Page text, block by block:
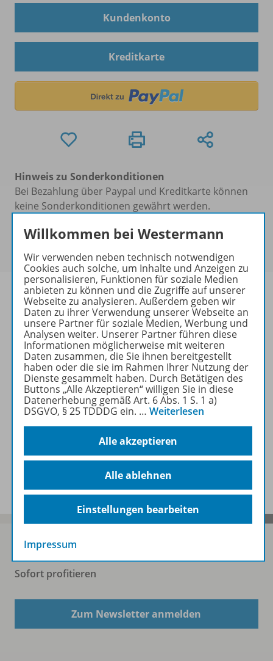
Kundenkonto
Kreditkarte
Hinweis zu Sonderkonditionen
Bei Bezahlung über Paypal und Kreditkarte können
keine Sonderkonditionen gewährt werden.
Um den für Sie gültigen Preis zu sehen,melden Sie
Informationen
Beschreibung
Weitere Inhalte der Ausgabe
Sofort profitieren
Zum Newsletter anmelden
Willkommen bei Westermann
Wir verwenden neben technisch notwendigen
Cookies auch solche, um Inhalte und Anzeigen zu
personalisieren, Funktionen für soziale Medien
anbieten zu können und die Zugriffe auf unserer
Webseite zu analysieren. Außerdem geben wir
Daten zu ihrer Verwendung unserer Webseite an
unsere Partner für soziale Medien, Werbung und
Analysen weiter. Unserer Partner führen diese
Informationen möglicherweise mit weiteren
Daten zusammen, die Sie ihnen bereitgestellt
haben oder die sie im Rahmen Ihrer Nutzung der
Dienste gesammelt haben. Durch Betätigen des
Buttons „Alle Akzeptieren“ willigen Sie in diese
Datenerhebung gemäß Art. 6 Abs. 1 S. 1 a)
DSGVO, § 25 TDDDG ein. … Weiterlesen
Alle akzeptieren
Alle ablehnen
Einstellungen bearbeiten
Impressum